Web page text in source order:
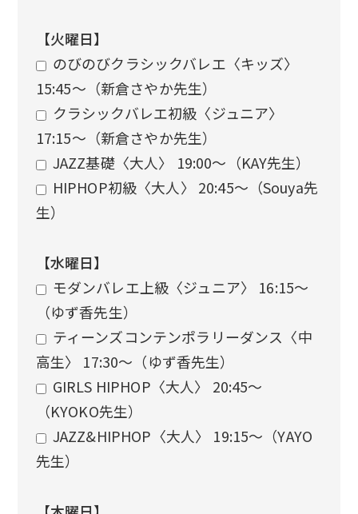
【火曜日】
のびのびクラシックバレエ〈キッズ〉
15:45〜（新倉さやか先生）
クラシックバレエ初級〈ジュニア〉
17:15〜（新倉さやか先生）
JAZZ基礎〈大人〉 19:00〜（KAY先生）
HIPHOP初級〈大人〉 20:45〜（Souya先
生）
【水曜日】
モダンバレエ上級〈ジュニア〉 16:15〜
（ゆず香先生）
ティーンズコンテンポラリーダンス〈中
高生〉 17:30〜（ゆず香先生）
GIRLS HIPHOP〈大人〉 20:45〜
（KYOKO先生）
JAZZ&HIPHOP〈大人〉 19:15〜（YAYO
先生）